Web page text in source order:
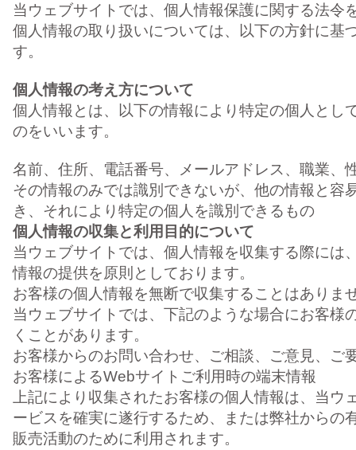
当ウェブサイトでは、個人情報保護に関する法令
個人情報の取り扱いについては、以下の方針に基
す。
個人情報の考え方について
個人情報とは、以下の情報により特定の個人とし
のをいいます。
名前、住所、電話番号、メールアドレス、職業、
その情報のみでは識別できないが、他の情報と容
き、それにより特定の個人を識別できるもの
個人情報の収集と利用目的について
当ウェブサイトでは、個人情報を収集する際には
情報の提供を原則としております。
お客様の個人情報を無断で収集することはありま
当ウェブサイトでは、下記のような場合にお客様
くことがあります。
お客様からのお問い合わせ、ご相談、ご意見、ご
お客様によるWebサイトご利用時の端末情報
上記により収集されたお客様の個人情報は、当ウ
ービスを確実に遂行するため、または弊社からの
販売活動のために利用されます。